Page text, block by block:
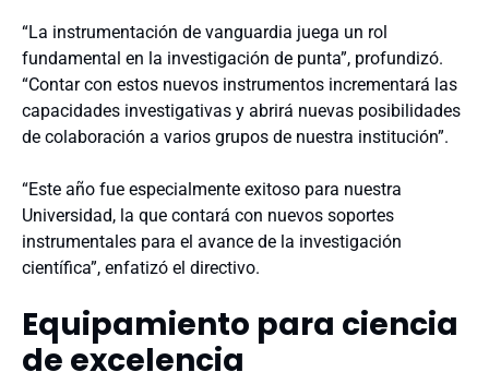
“La instrumentación de vanguardia juega un rol
fundamental en la investigación de punta”, profundizó.
“Contar con estos nuevos instrumentos incrementará las
capacidades investigativas y abrirá nuevas posibilidades
de colaboración a varios grupos de nuestra institución”.
“Este año fue especialmente exitoso para nuestra
Universidad, la que contará con nuevos soportes
instrumentales para el avance de la investigación
científica”, enfatizó el directivo.
Equipamiento para ciencia
de excelencia